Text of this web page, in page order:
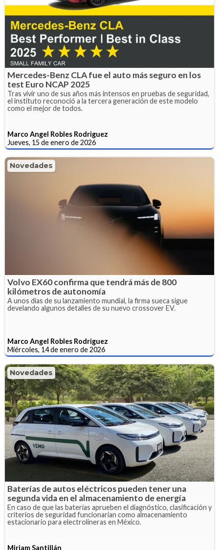
Mercedes-Benz CLA fue el auto más seguro en los
test Euro NCAP 2025
Tras vivir uno de sus años más intensos en pruebas de seguridad,
el instituto reconoció a la tercera generación de este modelo
como el mejor de todos.
Marco Angel Robles Rodriguez
Jueves, 15 de enero de 2026
Novedades
Volvo EX60 confirma que tendrá más de 800
kilómetros de autonomía
A unos días de su lanzamiento mundial, la firma sueca sigue
develando algunos detalles de su nuevo crossover EV.
Marco Angel Robles Rodriguez
Miércoles, 14 de enero de 2026
Novedades
Baterías de autos eléctricos pueden tener una
segunda vida en el almacenamiento de energía
En caso de que las baterías aprueben el diagnóstico, clasificación y
criterios de seguridad funcionarían como almacenamiento
estacionario para electrolineras en México.
Miriam Santillán